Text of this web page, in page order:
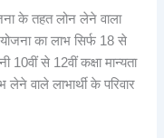
के तहत लोन लेने वाला
योजना का लाभ सिर्फ 18 से
10वीं से 12वीं कक्षा मान्यता
वाले लाभार्थी के परिवार